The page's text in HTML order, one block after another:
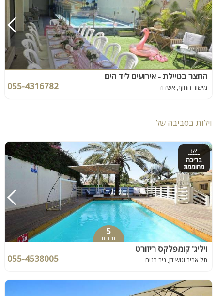
החצר בטיילת - אירועים ליד הים
מישור החוף, אשדוד 055-4316782
וילות בסביבה של
בריכה
מחוממת
5
חדרים
ויליג' קומפלקס ריזורט
תל אביב וגוש דן, ניר בנים 055-4538005